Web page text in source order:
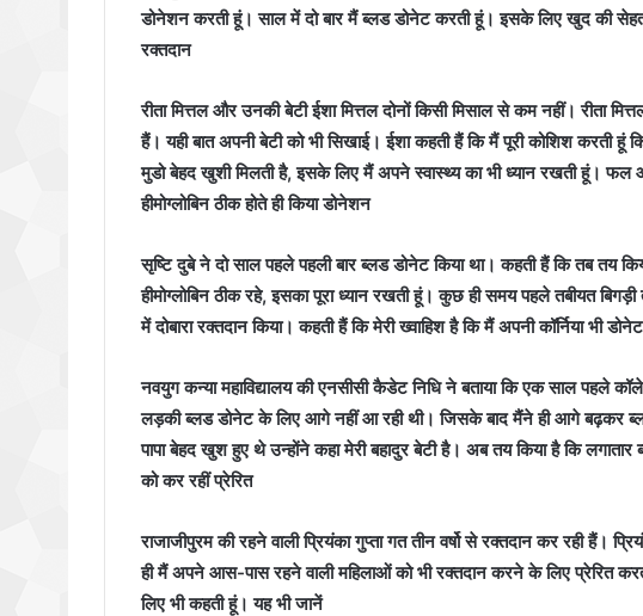
डोनेशन करती हूं। साल में दो बार मैं ब्लड डोनेट करती हूं। इसके लिए खुद की
रक्तदान
रीता मित्तल और उनकी बेटी ईशा मित्तल दोनों किसी मिसाल से कम नहीं। रीता
हैं। यही बात अपनी बेटी को भी सिखाई। ईशा कहती हैं कि मैं पूरी कोशिश करती
मुडो बेहद खुशी मिलती है, इसके लिए मैं अपने स्वास्थ्य का भी ध्यान रखती हूं। फल
हीमोग्लोबिन ठीक होते ही किया डोनेशन
सृष्टि दुबे ने दो साल पहले पहली बार ब्लड डोनेट किया था। कहती हैं कि तब
हीमोग्लोबिन ठीक रहे, इसका पूरा ध्यान रखती हूं। कुछ ही समय पहले तबीयत
में दोबारा रक्तदान किया। कहती हैं कि मेरी ख्वाहिश है कि मैं अपनी कॉर्निया भी
नवयुग कन्या महाविद्यालय की एनसीसी कैडेट निधि ने बताया कि एक साल पहले
लड़की ब्लड डोनेट के लिए आगे नहीं आ रही थी। जिसके बाद मैंने ही आगे बढ़कर
पापा बेहद खुश हुए थे उन्होंने कहा मेरी बहादुर बेटी है। अब तय किया है कि
को कर रहीं प्रेरित
राजाजीपुरम की रहने वाली प्रियंका गुप्ता गत तीन वर्षो से रक्तदान कर रही हैं।
ही मैं अपने आस-पास रहने वाली महिलाओं को भी रक्तदान करने के लिए प्रेरित
लिए भी कहती हूं। यह भी जानें